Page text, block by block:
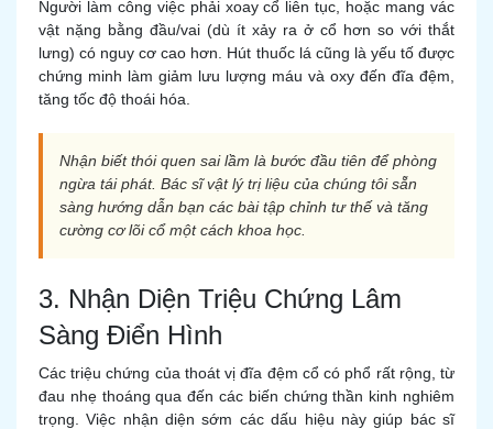
Người làm công việc phải xoay cổ liên tục, hoặc mang vác
vật nặng bằng đầu/vai (dù ít xảy ra ở cổ hơn so với thắt
lưng) có nguy cơ cao hơn. Hút thuốc lá cũng là yếu tố được
chứng minh làm giảm lưu lượng máu và oxy đến đĩa đệm,
tăng tốc độ thoái hóa.
Nhận biết thói quen sai lầm là bước đầu tiên để phòng
ngừa tái phát. Bác sĩ vật lý trị liệu của chúng tôi sẵn
sàng hướng dẫn bạn các bài tập chỉnh tư thế và tăng
cường cơ lõi cổ một cách khoa học.
3. Nhận Diện Triệu Chứng Lâm
Sàng Điển Hình
Các triệu chứng của thoát vị đĩa đệm cổ có phổ rất rộng, từ
đau nhẹ thoáng qua đến các biến chứng thần kinh nghiêm
trọng. Việc nhận diện sớm các dấu hiệu này giúp bác sĩ